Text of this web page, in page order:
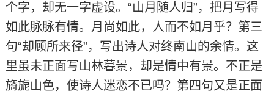
个字，却无一字虚设。“山月随人归”，把月写得
如此脉脉有情。月尚如此，人而不如月乎？第三
句“却顾所来径”，写出诗人对终南山的余情。这
里虽未正面写山林暮景，却是情中有景。不正是
旖旎山色，使诗人迷恋不已吗？第四句又是正面